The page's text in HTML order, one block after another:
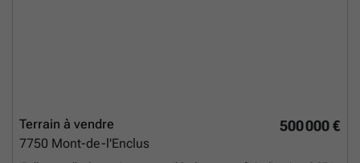
500 000 €
Terrain à vendre
7750 Mont-de-l'Enclus